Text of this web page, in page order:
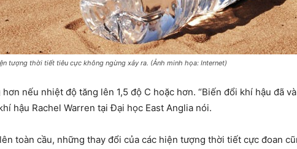
tượng thời tiết tiêu cực không ngừng xảy ra. (Ảnh minh họa: Internet)
nếu nhiệt độ tăng lên 1,5 độ C hoặc hơn. “Biến đổi khí hậu đã
hậu Rachel Warren tại Đại học East Anglia nói.
toàn cầu, những thay đổi của các hiện tượng thời tiết cực đoan